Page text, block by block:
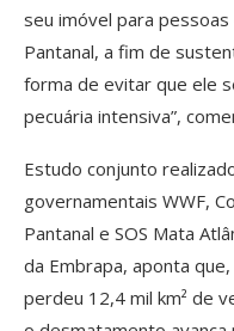
seu imóvel para
Pantanal, a fim de
forma de evitar que ele
pecuária intensiva”,
Estudo conjunto
governamentais WWF,
Pantanal e SOS Mata
da Embrapa, aponta
perdeu 12,4 mil km² de